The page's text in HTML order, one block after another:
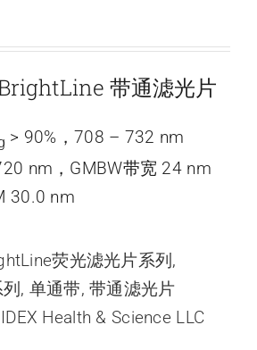
带通滤光片
> 90%，708 – 732 nm
nm，GMBW带宽 24 nm
30.0 nm
荧光滤光片系列 ,
, 单通带,带通滤光片
Health & Science LLC